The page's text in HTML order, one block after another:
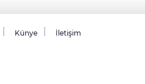
Künye İletişim